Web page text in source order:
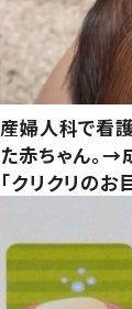
産婦人科で看
た赤ちゃん。→
「クリクリのお